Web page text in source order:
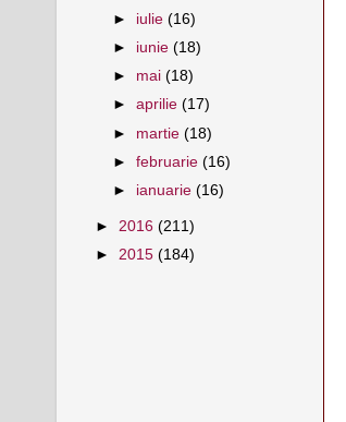
► iulie(16)
► iunie(18)
► mai(18)
►aprilie(17)
► martie(18)
►februarie(16)
► ianuarie(16)
► 2016 (211)
► 2015 (184)